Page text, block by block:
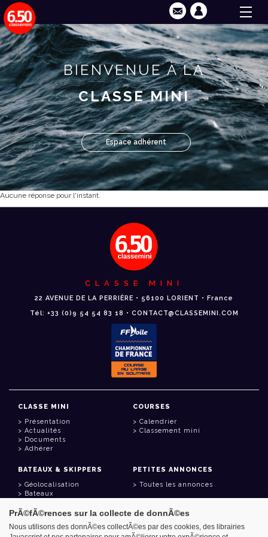
BIENVENUE À LA
CLASSE MINI
Espace adhérent
Aucune réponse pour l'instant.
CLASSE MINI
22 AVENUE DE LA PERRIÈRE • 56100 LORIENT • France
Tél: +33 (0)9 54 54 83 18 • CONTACT@CLASSEMINI.COM
CLASSE MINI
Présentation
Actualités
Documents
Adhérer
COURSES
Calendrier
Classement mini
BATEAUX & SKIPPERS
Géolocalisation
Bateaux
PETITES ANNONCES
Toutes les annonces
LIENS UTILES
PrÃ©fÃ©rences sur la collecte de donnÃ©es
Nous utilisons des donnÃ©es collectÃ©es par des cookies, des librairies